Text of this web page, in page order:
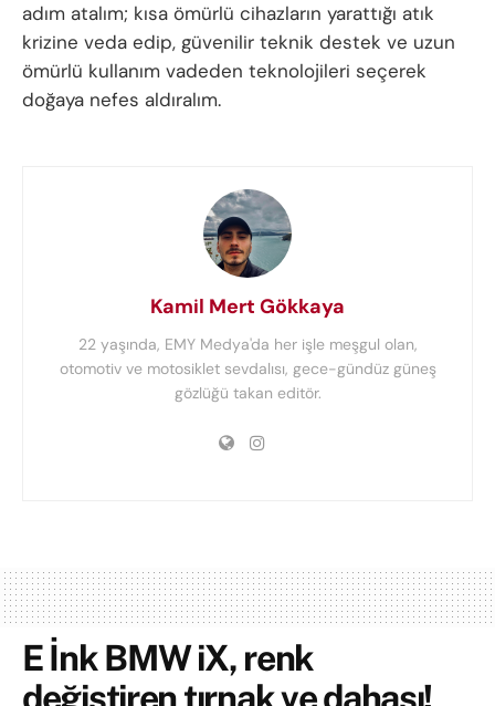
adım atalım; kısa ömürlü cihazların yarattığı atık
krizine veda edip, güvenilir teknik destek ve uzun
ömürlü kullanım vadeden teknolojileri seçerek
doğaya nefes aldıralım.
Kamil Mert Gökkaya
22 yaşında, EMY Medya'da her işle meşgul olan,
otomotiv ve motosiklet sevdalısı, gece-gündüz güneş
gözlüğü takan editör.
E İnk BMW iX, renk